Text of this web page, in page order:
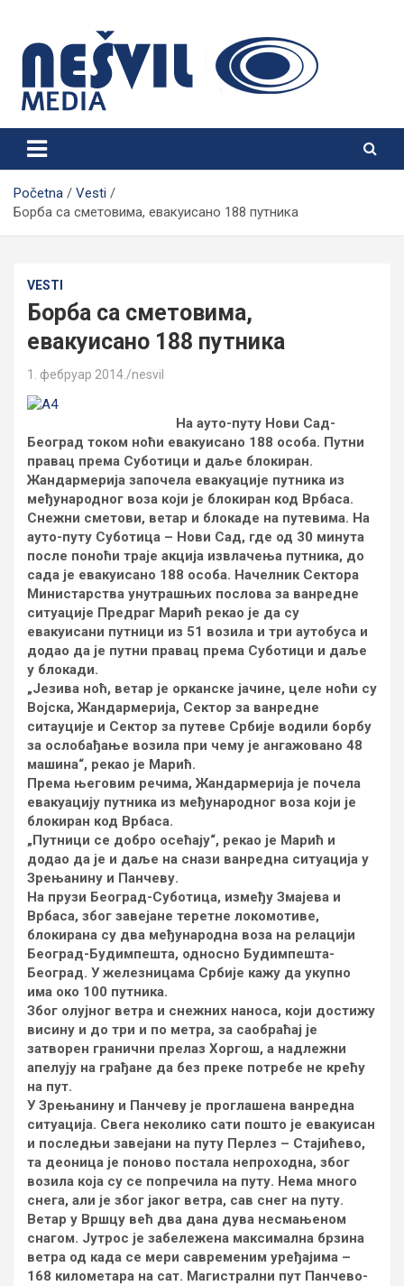
content
Nešvil Media Bogatić
Početna
Vesti
Борба са сметовима, евакуисано 188 путника
VESTI
Борба са сметовима,
евакуисано 188 путника
1. фебруар 2014. nesvil
На ауто-путу Нови Сад-
Београд током ноћи евакуисано 188 особа. Путни
правац према Суботици и даље блокиран.
Жандармерија започела евакуације путника из
међународног воза који је блокиран код Врбаса.
Снежни сметови, ветар и блокаде на путевима. На
ауто-путу Суботица – Нови Сад, где од 30 минута
после поноћи траје акција извлачења путника, до
сада је евакуисано 188 особа. Начелник Сектора
Министарства унутрашњих послова за ванредне
ситуације Предраг Марић рекао је да су
евакуисани путници из 51 возила и три аутобуса и
додао да је путни правац према Суботици и даље
у блокади.
„Језива ноћ, ветар је орканске јачине, целе ноћи су
Војска, Жандармерија, Сектор за ванредне
ситауције и Сектор за путеве Србије водили борбу
за ослобађање возила при чему је ангажовано 48
машина“, рекао је Марић.
Према његовим речима, Жандармерија је почела
евакуацију путника из међународног воза који је
блокиран код Врбаса.
„Путници се добро осећају“, рекао је Марић и
додао да је и даље на снази ванредна ситуација у
Зрењанину и Панчеву.
На прузи Београд-Суботица, између Змајева и
Врбаса, због завејане теретне локомотиве,
блокирана су два међународна воза на релацији
Београд-Будимпешта, односно Будимпешта-
Београд. У железницама Србије кажу да укупно
има око 100 путника.
Због олујног ветра и снежних наноса, који достижу
висину и до три и по метра, за саобраћај је
затворен гранични прелаз Хоргош, а надлежни
апелују на грађане да без преке потребе не крећу
на пут.
У Зрењанину и Панчеву је проглашена ванредна
ситуација. Свега неколико сати пошто је евакуисан
и последњи завејани на путу Перлез – Стајићево,
та деоница је поново постала непроходна, због
возила која су се попречила на путу. Нема много
снега, али је због јаког ветра, сав снег на путу.
Ветар у Вршцу већ два дана дува несмањеном
снагом. Јутрос је забележена максимална брзина
ветра од када се мери савременим уређајима –
168 километара на сат. Магистрални пут Панчево-